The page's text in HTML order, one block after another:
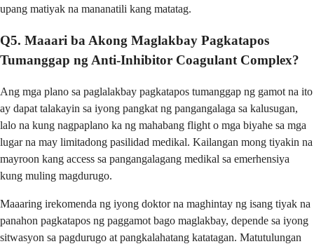
upang matiyak na mananatili kang matatag.
Q5. Maaari ba Akong Maglakbay Pagkatapos
Tumanggap ng Anti-Inhibitor Coagulant Complex?
Ang mga plano sa paglalakbay pagkatapos tumanggap ng gamot na ito
ay dapat talakayin sa iyong pangkat ng pangangalaga sa kalusugan,
lalo na kung nagpaplano ka ng mahabang flight o mga biyahe sa mga
lugar na may limitadong pasilidad medikal. Kailangan mong tiyakin na
mayroon kang access sa pangangalagang medikal sa emerhensiya
kung muling magdurugo.
Maaaring irekomenda ng iyong doktor na maghintay ng isang tiyak na
panahon pagkatapos ng paggamot bago maglakbay, depende sa iyong
sitwasyon sa pagdurugo at pangkalahatang katatagan. Matutulungan